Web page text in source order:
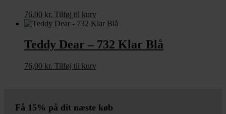
76,00 kr. Tilføj til kurv
Teddy Dear – 732 Klar Blå
76,00 kr. Tilføj til kurv
Få 15% på dit næste køb